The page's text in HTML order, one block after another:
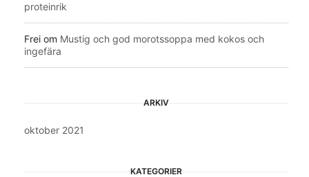
proteinrik
Frei om Mustig och god morotssoppa med kokos och
ingefära
ARKIV
oktober 2021
KATEGORIER